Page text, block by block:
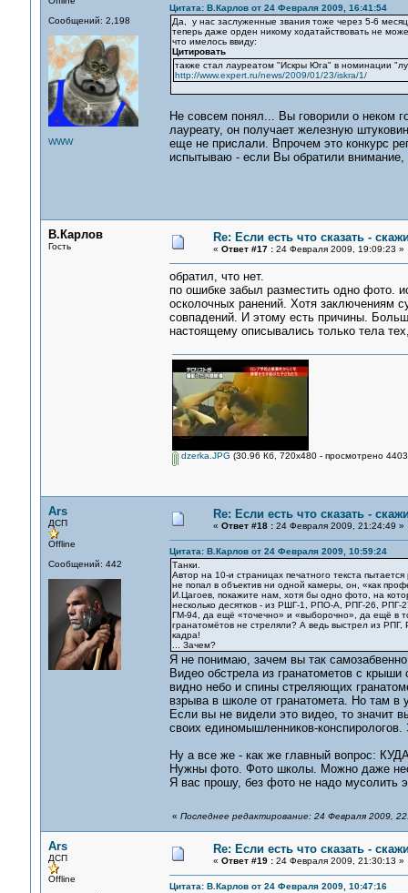
Сообщений: 2,198
WWW
Цитата: В.Карлов от 24 Февраля 2009, 16:41:54
Да, у нас заслуженные звания тоже через 5-6
теперь даже орден никому ходатайствовать не
что имелось ввиду:
Цитировать
также стал лауреатом "Искры Юга" в номинации
http://www.expert.ru/news/2009/01/23/iskra/1/
Не совсем понял... Вы говорили о неком
лауреату, он получает железную
еще не прислали. Впрочем это конкурс
испытываю - если Вы обратили
В.Карлов
Гость
Re: Если есть что сказать -
« Ответ #17 :24 Февраля 2009, 19:09:23 »
обратил, что нет.
по ошибке забыл разместить одно фото.
осколочных ранений. Хотя заключениям
совпадений. И этому есть причины.
настоящему описывались только тела
dzerka.JPG (30.96 Кб, 720x480 - просмотрено
Ars
ДСП
Offline
Сообщений: 442
Re: Если есть что сказать -
« Ответ #18 :24 Февраля 2009, 21:24:49 »
Цитата: В.Карлов от 24 Февраля 2009, 10:59:24
Танки.
Автор на 10-и страницах печатного текста
не попал в объектив ни одной камеры, он, «как
И.Цагоев, покажите нам, хотя бы одно фото, на
несколько десятков - из РШГ-1, РПО-А, РПГ-26, РПГ-
ГМ-94, да ещё «точечно» и «выборочно», да ещё в
гранатомётов не стреляли? А ведь выстрел из
кадра!
... Зачем?
Я не понимаю, зачем вы так
Видео обстрела из гранатометов с
видно небо и спины стреляющих
взрыва в школе от гранатомета. Но там в
Если вы не видели это видео, то значит
своих единомышленников-конспирологов.
Ну а все же - как же главный вопрос:
Нужны фото. Фото школы. Можно даже
Я вас прошу, без фото не надо мусолить
« Последнее редактирование: 24 Февраля 2009,
Ars
ДСП
Offline
Re: Если есть что сказать -
« Ответ #19 :24 Февраля 2009, 21:30:13 »
Цитата: В.Карлов от 24 Февраля 2009, 10:47:16